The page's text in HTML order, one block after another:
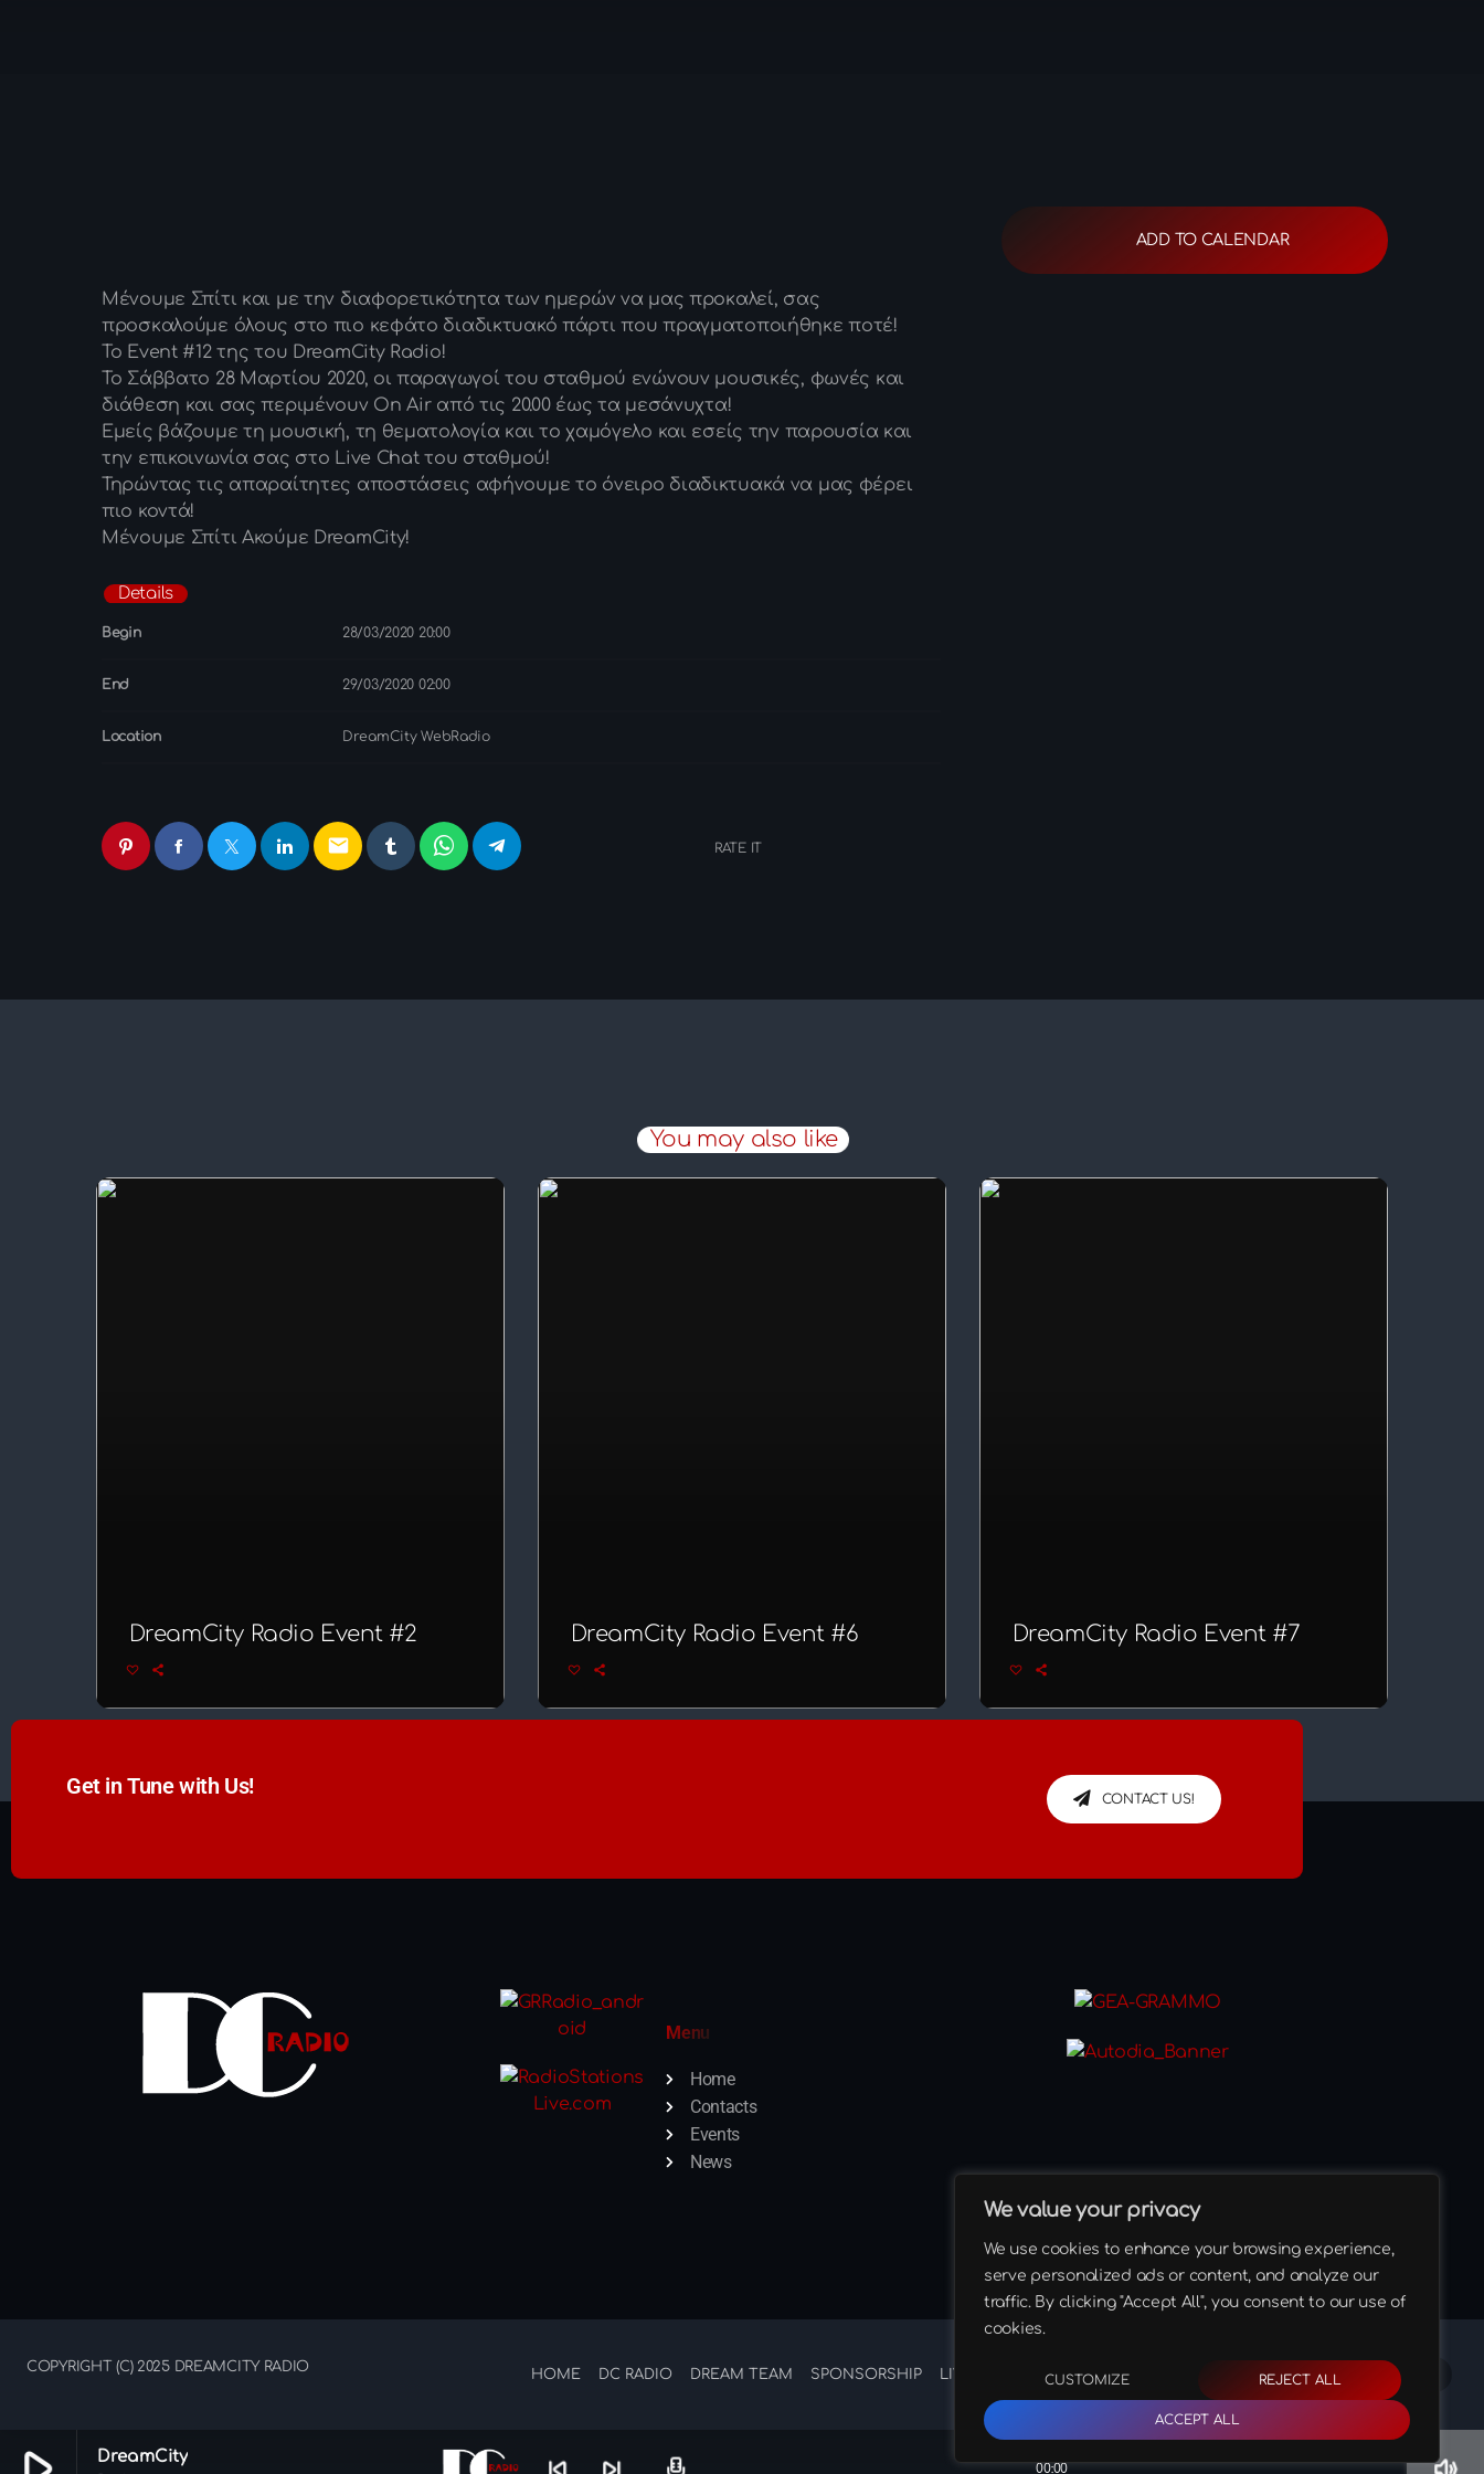
We value your privacy
We use cookies to enhance your browsing experience,
serve personalized ads or content, and analyze our
traffic. By clicking "Accept All", you consent to our use of
cookies.
CUSTOMIZE REJECT ALL
ACCEPT ALL
DreamCity
00:00
Presented by Alexandros Kousidis
Playlist by Vasilis Arvanitis
share
email
Μένουμε Σπίτι και με την διαφορετικότητα των ημερών να μας προκαλεί, σας
προσκαλούμε όλους στο πιο κεφάτο διαδικτυακό πάρτι που πραγματοποιήθηκε ποτέ!
Το Event #12 της του DreamCity Radio!
Το Σάββατο 28 Μαρτίου 2020, οι παραγωγοί του σταθμού ενώνουν μουσικές, φωνές και
διάθεση και σας περιμένουν On Air από τις 20.00 έως τα μεσάνυχτα!
Εμείς βάζουμε τη μουσική, τη θεματολογία και το χαμόγελο και εσείς την παρουσία και
την επικοινωνία σας στο Live Chat του σταθμού!
Τηρώντας τις απαραίτητες αποστάσεις αφήνουμε το όνειρο διαδικτυακά να μας φέρει
πιο κοντά!
Μένουμε Σπίτι Ακούμε DreamCity!
Details
Begin 28/03/2020 20:00
End 29/03/2020 02:00
Location DreamCity WebRadio
email RATE IT
ADD TO CALENDAR
You may also like
DreamCity Radio Event #2 DreamCity Radio Event #6 DreamCity Radio Event #7
Get in Tune with Us! CONTACT US!
Menu
Home
Contacts
Events
News
COPYRIGHT (C) 2025 DREAMCITY RADIO HOME DC RADIO DREAM TEAM SPONSORSHIP LIVE CHAT CONTACTS